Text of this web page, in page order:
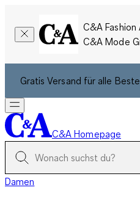
C&A Fashion
C&A Mode
Gratis Versand für alle
C&A Homepage
Damen